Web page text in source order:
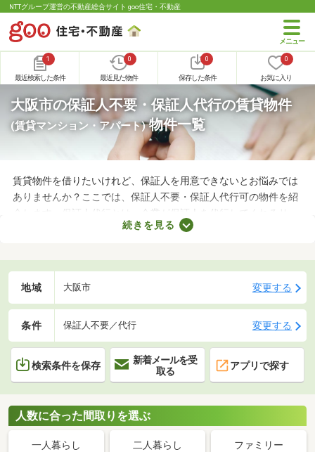
NTTグループ運営の不動産総合サイト goo住宅・不動産
1
最近検索した条件
0
最近見た物件
0
保存した条件
0
お気に入り
大阪市の保証人不要・保証人代行の賃貸物件
(賃貸マンション・アパート)物件一覧
賃貸物件を借りたいけれど、保証人を用意できないとお悩みでは
ありませんか？ここでは、保証人不要・保証人代行可の物件を紹
介します。保証人代行とは、企業が保証人を代行してくれるサー
ビスです。保証人を用意できなくてもお部屋を借りられるので、
た生活を送りましょう。
続きを見る
地域 大阪市 変更する
条件 保証人不要／代行 変更する
検索条件を保存
新着メールを受
取る
アプリで探す
人数に合った間取りを選ぶ
一人暮らし 二人暮らし ファミリー